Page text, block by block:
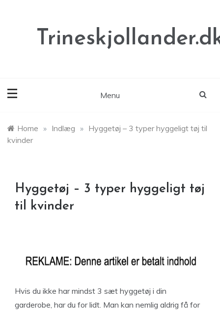
Menu
Home » Indlæg » Hyggetøj – 3 typer hyggeligt tøj til
kvinder
Hyggetøj – 3 typer hyggeligt tøj
til kvinder
Hvis du ikke har mindst 3 sæt hyggetøj i din
garderobe, har du for lidt. Man kan nemlig aldrig få for